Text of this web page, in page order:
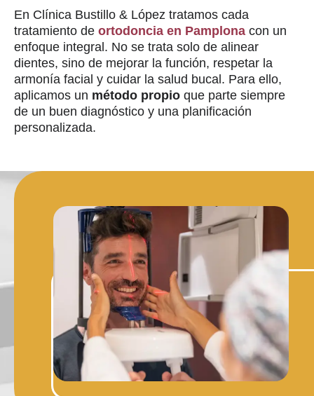
En Clínica Bustillo & López tratamos cada
tratamiento de ortodoncia en Pamplona con un
enfoque integral. No se trata solo de alinear
dientes, sino de mejorar la función, respetar la
armonía facial y cuidar la salud bucal. Para ello,
aplicamos un método propio que parte siempre
de un buen diagnóstico y una planificación
personalizada.